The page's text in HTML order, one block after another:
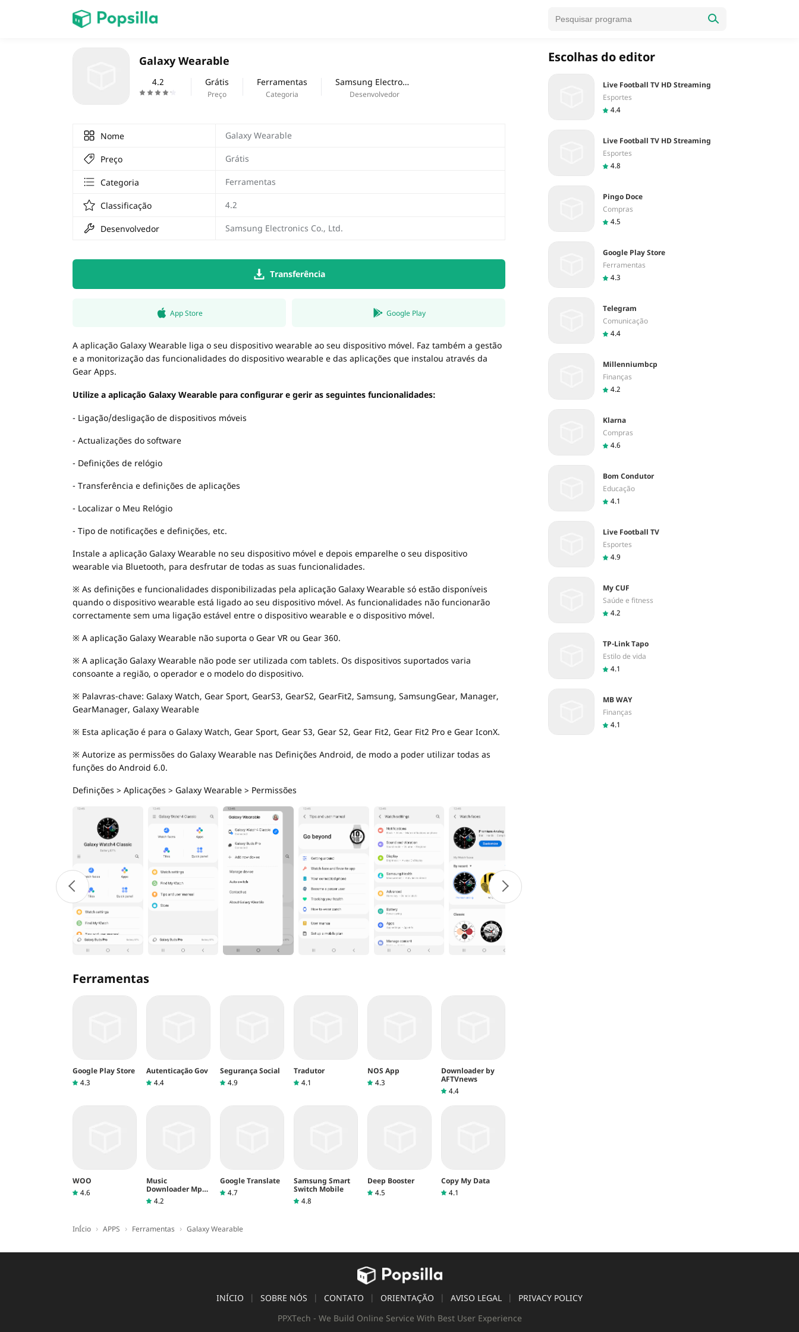
Galaxy Wearable
4.2 Grátis
Preço
Ferramentas
Categoria
Samsung Electronics Co., Ltd.
Desenvolvedor
Nome Galaxy Wearable
Preço Grátis
Categoria Ferramentas
Classificação 4.2
Desenvolvedor Samsung Electronics Co., Ltd.
Transferência
App Store Google Play
A aplicação Galaxy Wearable liga o seu dispositivo wearable ao seu dispositivo móvel. Faz também a gestão
e a monitorização das funcionalidades do dispositivo wearable e das aplicações que instalou através da
Gear Apps.
Utilize a aplicação Galaxy Wearable para configurar e gerir as seguintes funcionalidades:
- Ligação/desligação de dispositivos móveis
- Actualizações do software
- Definições de relógio
- Transferência e definições de aplicações
- Localizar o Meu Relógio
- Tipo de notificações e definições, etc.
Instale a aplicação Galaxy Wearable no seu dispositivo móvel e depois emparelhe o seu dispositivo
wearable via Bluetooth, para desfrutar de todas as suas funcionalidades.
※ As definições e funcionalidades disponibilizadas pela aplicação Galaxy Wearable só estão disponíveis
quando o dispositivo wearable está ligado ao seu dispositivo móvel. As funcionalidades não funcionarão
correctamente sem uma ligação estável entre o dispositivo wearable e o dispositivo móvel.
※ A aplicação Galaxy Wearable não suporta o Gear VR ou Gear 360.
※ A aplicação Galaxy Wearable não pode ser utilizada com tablets. Os dispositivos suportados varia
consoante a região, o operador e o modelo do dispositivo.
※ Palavras-chave: Galaxy Watch, Gear Sport, GearS3, GearS2, GearFit2, Samsung, SamsungGear, Manager,
GearManager, Galaxy Wearable
※ Esta aplicação é para o Galaxy Watch, Gear Sport, Gear S3, Gear S2, Gear Fit2, Gear Fit2 Pro e Gear IconX.
※ Autorize as permissões do Galaxy Wearable nas Definições Android, de modo a poder utilizar todas as
funções do Android 6.0.
Definições > Aplicações > Galaxy Wearable > Permissões
Ferramentas
Google Play Store
4.3
Autenticação Gov
4.4
Segurança Social
4.9
Tradutor
4.1
NOS App
4.3
Downloader by
AFTVnews
4.4
WOO
4.6
Music
Downloader Mp3
Download
4.2
Google Translate
4.7
Samsung Smart
Switch Mobile
4.8
Deep Booster
4.5
Copy My Data
4.1
InÍcio › APPS › Ferramentas › Galaxy Wearable
Escolhas do editor
Live Football TV HD Streaming
Esportes
4.4
Live Football TV HD Streaming
Esportes
4.8
Pingo Doce
Compras
4.5
Google Play Store
Ferramentas
4.3
Telegram
Comunicação
4.4
Millenniumbcp
Finanças
4.2
Klarna
Compras
4.6
Bom Condutor
Educação
4.1
Live Football TV
Esportes
4.9
My CUF
Saúde e fitness
4.2
TP-Link Tapo
Estilo de vida
4.1
MB WAY
Finanças
4.1
INÍCIO SOBRE NÓS CONTATO ORIENTAÇÃO AVISO LEGAL
PRIVACY POLICY
PPXTech - We Build Online Service With Best User Experience